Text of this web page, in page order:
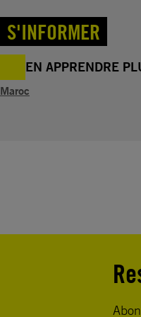
S'INFORMER
EN APPRENDRE
Maroc